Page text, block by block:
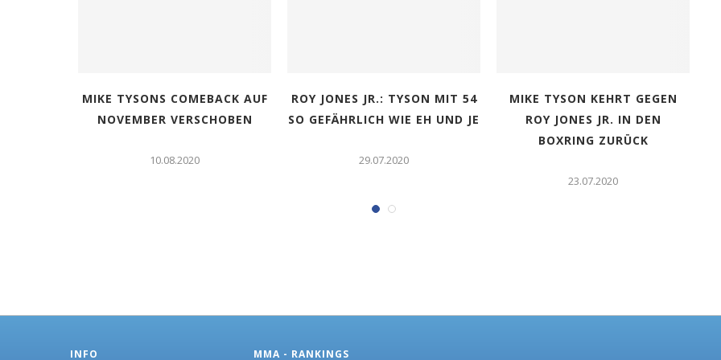
MIKE TYSONS COMEBACK AUF
NOVEMBER VERSCHOBEN
10.08.2020
ROY JONES JR.: TYSON MIT 54
SO GEFÄHRLICH WIE EH UND JE
29.07.2020
MIKE TYSON KEHRT GEGEN
ROY JONES JR. IN DEN
BOXRING ZURÜCK
23.07.2020
INFO MMA - RANKINGS